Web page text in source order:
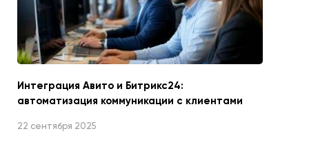
Интеграция Авито и Битрикс24:
автоматизация коммуникации с клиентами
22 сентября 2025